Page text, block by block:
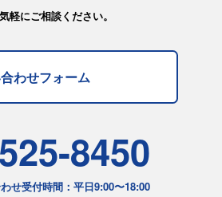
軽にご相談ください。
わせフォーム
8450
せ受付時間：平日9:00〜18:00